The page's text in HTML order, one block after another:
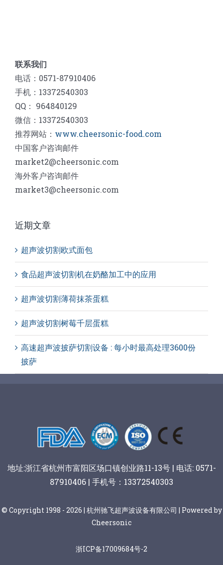
联系我们
电话：0571-87910406
手机：13372540303
QQ： 964840129
微信：13372540303
推荐网站： www.cheersonic-food.com
中国客户咨询邮件
market2@cheersonic.com
海外客户咨询邮件
market3@cheersonic.com
近期文章
超声波切割欧式面包
食品超声波切割机在奶酪加工中的应用
超声波切割薄荷抹茶蛋糕
超声波切割树莓千层蛋糕
高速超声波披萨切割设备 : 每小时最高处理3600份
披萨
地址:浙江省杭州市富阳区场口镇创业路11-13号 | 电话: 0571-
87910406 | 手机号：13372540303
© Copyright 1998 - 2026 | 杭州驰飞超声波设备有限公司 | Powered by
Cheersonic
浙ICP备17009684号-2